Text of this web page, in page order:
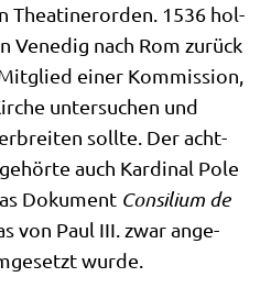
Thea­ti­ner­or­den. 1536 hol­
Vene­dig nach Rom zurück
einer Kom­mis­si­on,
unter­su­chen und
soll­te. Der acht­
auch Kar­di­nal Pole
Doku­ment Con­si­li­um de
von Paul III. zwar ange­
wurde.